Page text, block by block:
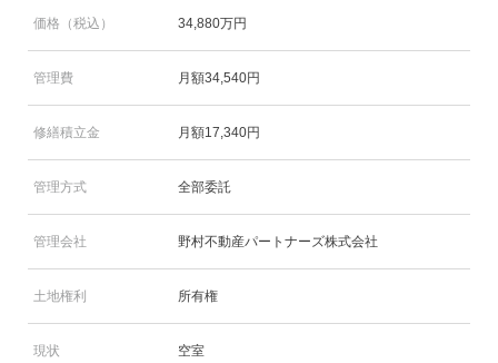
価格（税込） 34,880万円
管理費 月額34,540円
修繕積立金 月額17,340円
管理方式 全部委託
管理会社 野村不動産パートナーズ株式会社
土地権利 所有権
現状 空室